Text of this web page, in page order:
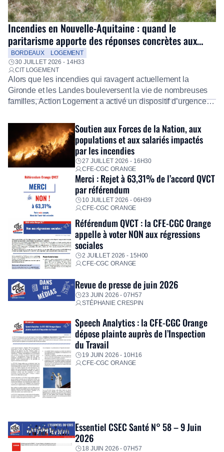
Incendies en Nouvelle-Aquitaine : quand le
paritarisme apporte des réponses concrètes aux
salariés
BORDEAUX
LOGEMENT
30 JUILLET 2026 - 14H33
CIT LOGEMENT
Alors que les incendies qui ravagent actuellement la
Gironde et les Landes bouleversent la vie de nombreuses
familles, Action Logement a activé un dispositif d’urgence
Fidèle à sa mission d’utilité sociale, le Groupe mobilise
immédiatement ses équipes afin de proposer un diagnostic
personnalisé, des aides financières pour faire face aux
premières dépenses, […]
Soutien aux Forces de la Nation, aux
populations et aux salariés impactés
par les incendies
27 JUILLET 2026 - 16H30
CFE-CGC ORANGE
Merci : Rejet à 63,31% de l’accord QVCT
par référendum
10 JUILLET 2026 - 06H39
CFE-CGC ORANGE
Référendum QVCT : la CFE-CGC Orange
appelle à voter NON aux régressions
sociales
2 JUILLET 2026 - 15H00
CFE-CGC ORANGE
Revue de presse de juin 2026
23 JUIN 2026 - 07H57
STÉPHANIE CRESPIN
Speech Analytics : la CFE-CGC Orange
dépose plainte auprès de l’Inspection
du Travail
19 JUIN 2026 - 10H16
CFE-CGC ORANGE
Essentiel CSEC Santé N° 58 – 9 Juin
2026
18 JUIN 2026 - 07H57